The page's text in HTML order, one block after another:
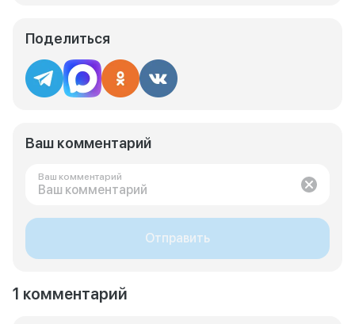
Поделиться
Ваш комментарий
Ваш комментарий
Отправить
1 комментарий